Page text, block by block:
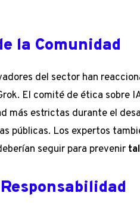
la Comunidad
del sector han
El comité de ética sobre
más estrictas durante el
públicas. Los expertos
seguir para prevenir